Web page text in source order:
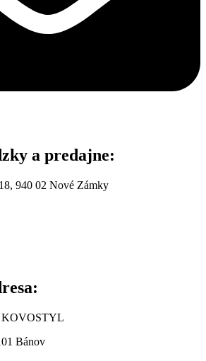
a predajne:
940 02 Nové Zámky
KOVOSTYL
Bánov